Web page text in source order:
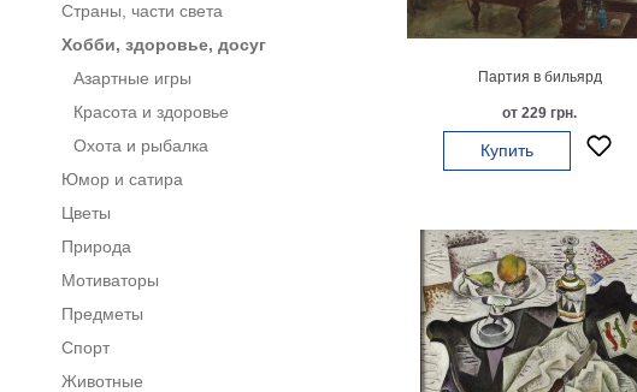
Партия в бильярд
от 229 грн.
Купить
Страны, части света
Хобби, здоровье, досуг
Азартные игры
Красота и здоровье
Охота и рыбалка
Юмор и сатира
Цветы
Природа
Мотиваторы
Предметы
Спорт
Животные